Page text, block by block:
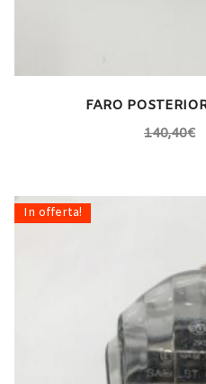
FARO
140,40€
In offerta!